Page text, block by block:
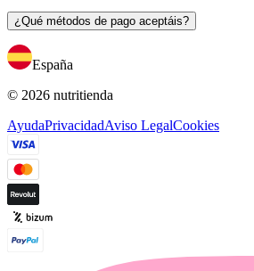
¿Qué métodos de pago aceptáis?
España
© 2026 nutritienda
AyudaPrivacidadAviso LegalCookies